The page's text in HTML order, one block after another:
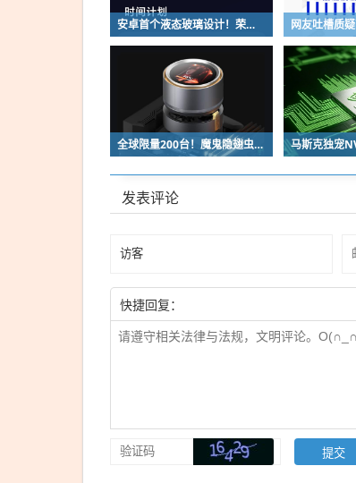
安卓首个液态玻璃设计！荣耀MagicOS 11内测招募开启：17款机型首批升级
全球限量200台！魔鬼隐翅虫欧米伽L36 Ultra液冷预售：可动冷头售2999元
发表评论
快捷回复：